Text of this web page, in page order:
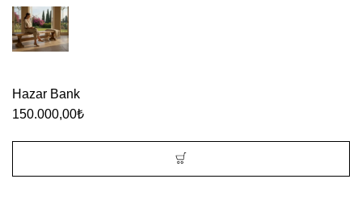
Hazar Bank
150.000,00₺